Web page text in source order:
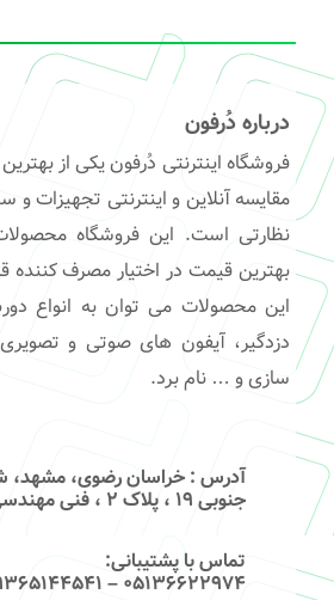
درباره دُرفون
فروشگاه اینترنتی دُرفون یکی از
مقایسه آنلاین و اینترنتی تجهیزات
نظارتی است. این فروشگاه
بهترین قیمت در اختیار مصرف کننده
این محصولات می توان به انواع
دزدگیر، آیفون های صوتی و
سازی و … نام برد.
آدرس : خراسان رضوی، مشهد،
جنوبی ۱۹ ، پلاک ۲ ، فنی مهندسی درفون
تماس با پشتیبانی:
۰۵۱۳۶۶۲۲۹۷۴ – 09365144541